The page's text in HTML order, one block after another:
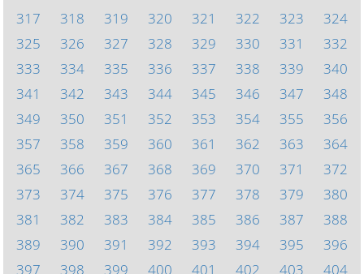
317
318 319 320 321 322 323
324
325
326 327 328 329 330 331
332
333
334 335 336 337 338 339
340
341
342 343 344 345 346 347
348
349
350 351 352 353 354 355
356
357
358 359 360 361 362 363
364
365
366 367 368 369 370 371
372
373
374 375 376 377 378 379
380
381
382 383 384 385 386 387
388
389
390 391 392 393 394 395
396
397
398 399 400 401 402 403 404